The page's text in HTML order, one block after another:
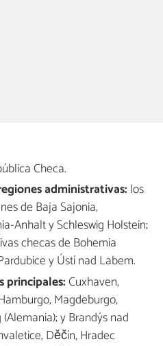
Checa.
administrativas: los
de Baja Sajonia,
Anhalt y Schleswig Holstein;
checas de Bohemia
y Ústí nad Labem.
principales:Cuxhaven,
Magdeburgo,
y Brandýs nad
Děčín, Hradec